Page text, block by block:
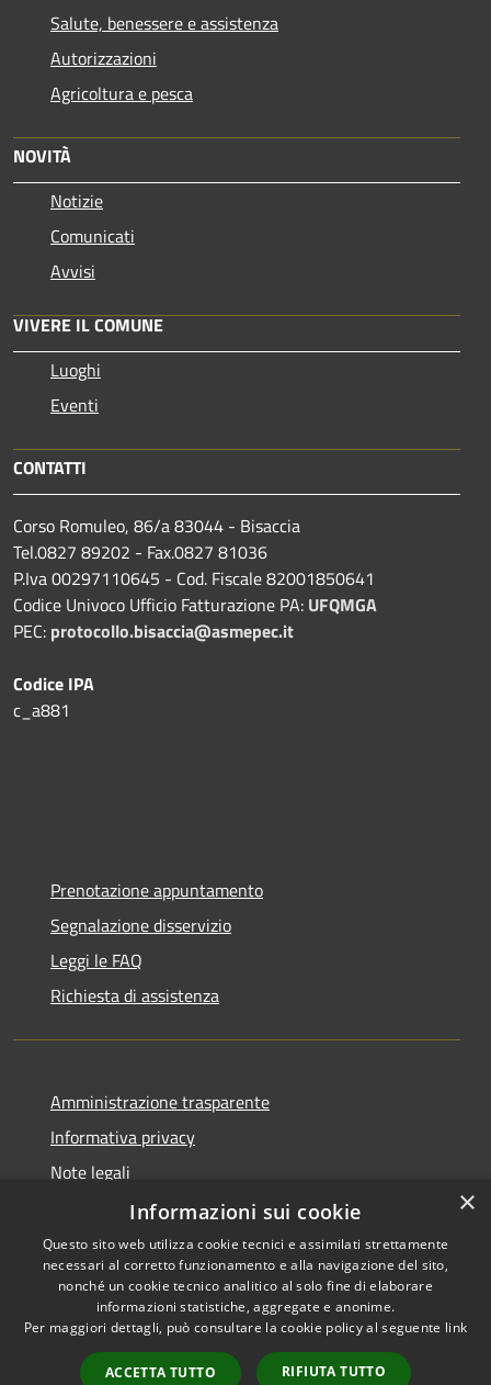
Salute, benessere e assistenza
Autorizzazioni
Agricoltura e pesca
NOVITÀ
Notizie
Comunicati
Avvisi
VIVERE IL COMUNE
Luoghi
Eventi
CONTATTI
Corso Romuleo, 86/a 83044 - Bisaccia
Tel.0827 89202 - Fax.0827 81036
P.Iva 00297110645 - Cod. Fiscale 82001850641
Codice Univoco Ufficio Fatturazione PA: UFQMGA
PEC: protocollo.bisaccia@asmepec.it
Codice IPA
c_a881
Prenotazione appuntamento
Segnalazione disservizio
Leggi le FAQ
Richiesta di assistenza
Amministrazione trasparente
Informativa privacy
Note legali
Dichiarazione di accessibilità
RSS
Accessibilità
Copyright © 2026 • Comune di
Bisaccia • Powered by
Municipium•
Accesso
×
Informazioni sui cookie
Questo sito web utilizza cookie tecnici e assimilati strettamente
necessari al corretto funzionamento e alla navigazione del sito,
nonché un cookie tecnico analitico al solo fine di elaborare
informazioni statistiche, aggregate e anonime.
Per maggiori dettagli, può consultare la cookie policy al seguente link
ACCETTA TUTTO RIFIUTA TUTTO